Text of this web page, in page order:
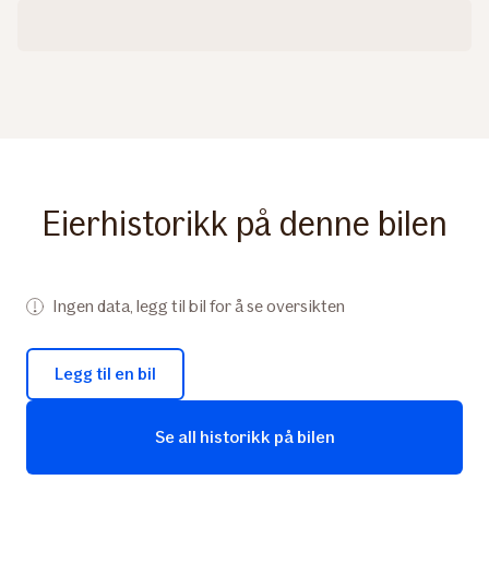
Eierhistorikk på denne bilen
Ingen data, legg til bil for å se oversikten
Legg til en bil
Se all historikk på bilen